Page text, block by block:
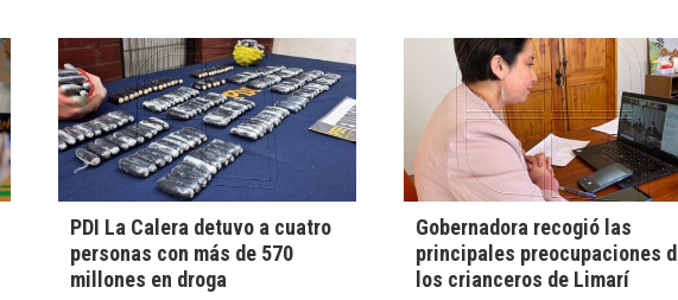
PDI La Calera detuvo a cuatro
personas con más de 570
millones en droga
Gobernadora recogió las
principales preocupaciones
los crianceros de Limarí